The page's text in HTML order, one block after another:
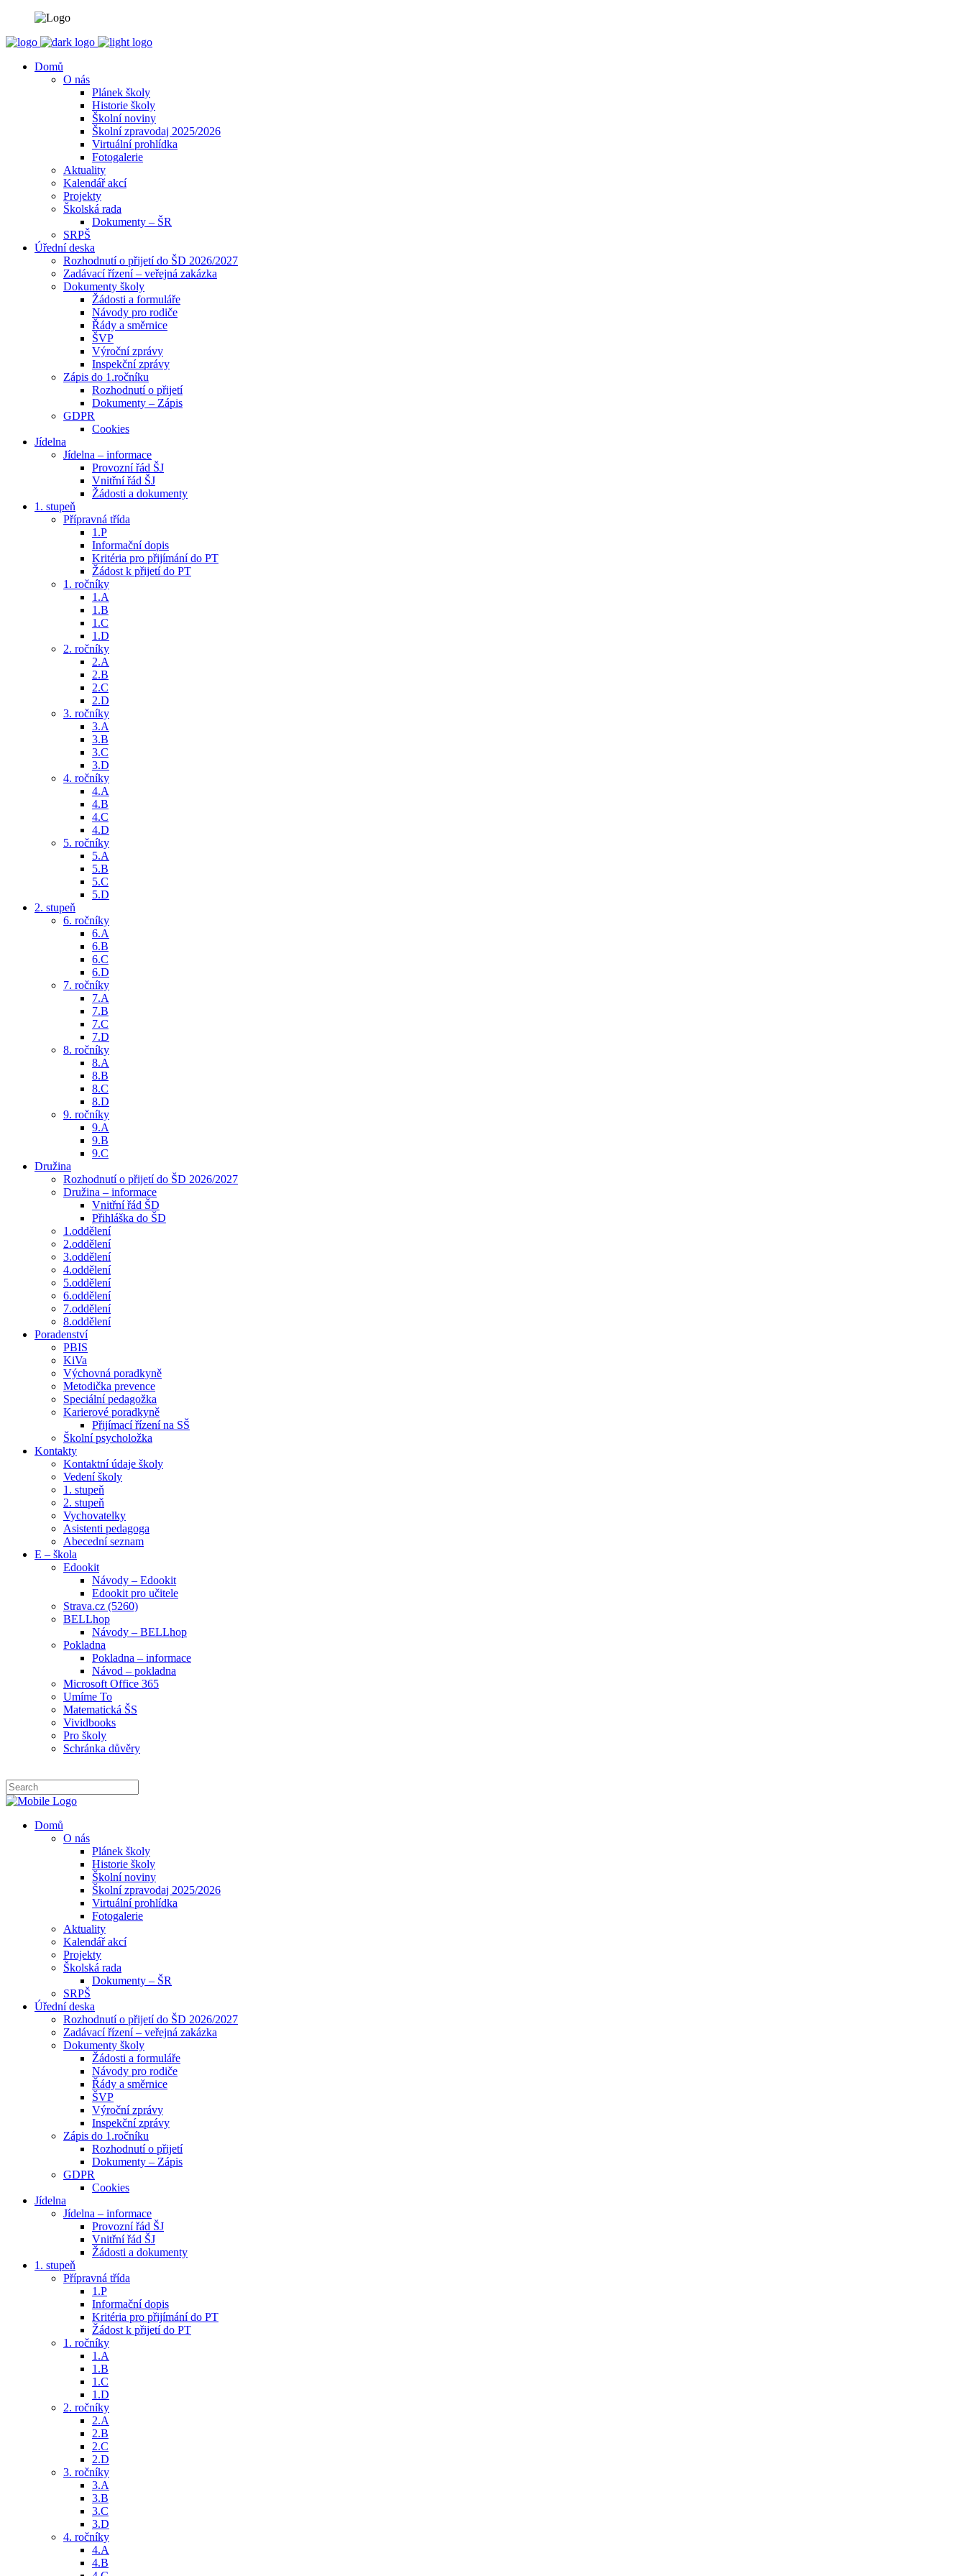
Domů
O nás
Plánek školy
Historie školy
Školní noviny
Školní zpravodaj 2025/2026
Virtuální prohlídka
Fotogalerie
Aktuality
Kalendář akcí
Projekty
Školská rada
Dokumenty – ŠR
SRPŠ
Úřední deska
Rozhodnutí o přijetí do ŠD 2026/2027
Zadávací řízení – veřejná zakázka
Dokumenty školy
Žádosti a formuláře
Návody pro rodiče
Řády a směrnice
ŠVP
Výroční zprávy
Inspekční zprávy
Zápis do 1.ročníku
Rozhodnutí o přijetí
Dokumenty – Zápis
GDPR
Cookies
Jídelna
Jídelna – informace
Provozní řád ŠJ
Vnitřní řád ŠJ
Žádosti a dokumenty
1. stupeň
Přípravná třída
1.P
Informační dopis
Kritéria pro přijímání do PT
Žádost k přijetí do PT
1. ročníky
1.A
1.B
1.C
1.D
2. ročníky
2.A
2.B
2.C
2.D
3. ročníky
3.A
3.B
3.C
3.D
4. ročníky
4.A
4.B
4.C
4.D
5. ročníky
5.A
5.B
5.C
5.D
2. stupeň
6. ročníky
6.A
6.B
6.C
6.D
7. ročníky
7.A
7.B
7.C
7.D
8. ročníky
8.A
8.B
8.C
8.D
9. ročníky
9.A
9.B
9.C
Družina
Rozhodnutí o přijetí do ŠD 2026/2027
Družina – informace
Vnitřní řád ŠD
Přihláška do ŠD
1.oddělení
2.oddělení
3.oddělení
4.oddělení
5.oddělení
6.oddělení
7.oddělení
8.oddělení
Poradenství
PBIS
KiVa
Výchovná poradkyně
Metodička prevence
Speciální pedagožka
Karierové poradkyně
Přijímací řízení na SŠ
Školní psycholožka
Kontakty
Kontaktní údaje školy
Vedení školy
1. stupeň
2. stupeň
Vychovatelky
Asistenti pedagoga
Abecední seznam
E – škola
Edookit
Návody – Edookit
Edookit pro učitele
Strava.cz (5260)
BELLhop
Návody – BELLhop
Pokladna
Pokladna – informace
Návod – pokladna
Microsoft Office 365
Umíme To
Matematická ŠS
Vividbooks
Pro školy
Schránka důvěry
Domů
O nás
Plánek školy
Historie školy
Školní noviny
Školní zpravodaj 2025/2026
Virtuální prohlídka
Fotogalerie
Aktuality
Kalendář akcí
Projekty
Školská rada
Dokumenty – ŠR
SRPŠ
Úřední deska
Rozhodnutí o přijetí do ŠD 2026/2027
Zadávací řízení – veřejná zakázka
Dokumenty školy
Žádosti a formuláře
Návody pro rodiče
Řády a směrnice
ŠVP
Výroční zprávy
Inspekční zprávy
Zápis do 1.ročníku
Rozhodnutí o přijetí
Dokumenty – Zápis
GDPR
Cookies
Jídelna
Jídelna – informace
Provozní řád ŠJ
Vnitřní řád ŠJ
Žádosti a dokumenty
1. stupeň
Přípravná třída
1.P
Informační dopis
Kritéria pro přijímání do PT
Žádost k přijetí do PT
1. ročníky
1.A
1.B
1.C
1.D
2. ročníky
2.A
2.B
2.C
2.D
3. ročníky
3.A
3.B
3.C
3.D
4. ročníky
4.A
4.B